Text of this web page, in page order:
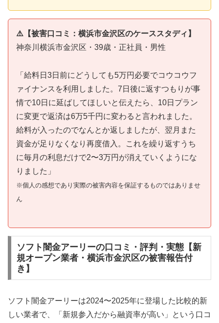
⚠️【被害口コミ：横浜市金沢区のケーススタディ】
神奈川横浜市金沢区・39歳・正社員・男性
「給料日3日前にどうしても5万円必要でコウコウフ
ァイナンスを利用しました。7日後に返すつもりが事
情で10日に延ばしてほしいと伝えたら、10日プラン
に変更で返済は6万5千円に変わると言われました。
給料が入ったのでなんとか返しましたが、翌月また
資金が足りなくなり再度借入。これを繰り返すうち
に毎月の利息だけで2〜3万円が消えていくようにな
りました」
※個人の感想であり実際の被害内容を保証するものではありませ
ん
ソフト闇金アーリーの口コミ・評判・実態【新
規オープン業者・横浜市金沢区の被害報告付
き】
ソフト闇金アーリーは2024〜2025年に登場した比較的新
しい業者で、「新規参入だから融資率が高い」という口コ